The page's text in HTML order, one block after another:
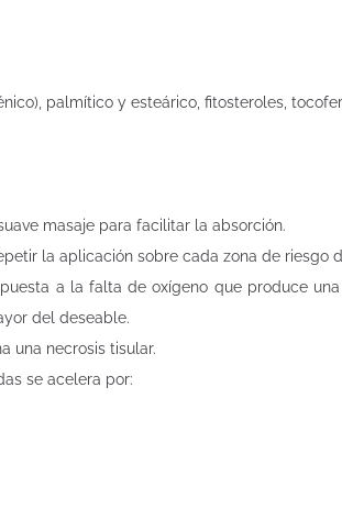
palmítico y esteárico, fitosteroles,
masaje para facilitar la absorción.
la aplicación sobre cada zona de riesgo
a la falta de oxígeno que produce
del deseable.
una necrosis tisular.
se acelera por: